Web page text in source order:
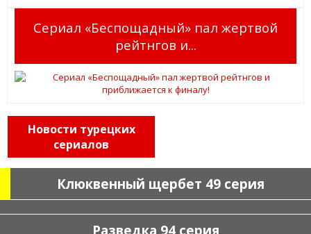
Сериал «Беспощадный» пал жертвой
рейтнгов и...
Новости турецких
сериалов
Клюквенный щербет 49 серия
Разведка 94 серия